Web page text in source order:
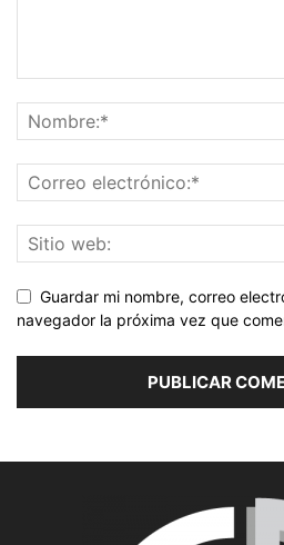
Guardar mi nombre, correo
navegador la próxima vez que